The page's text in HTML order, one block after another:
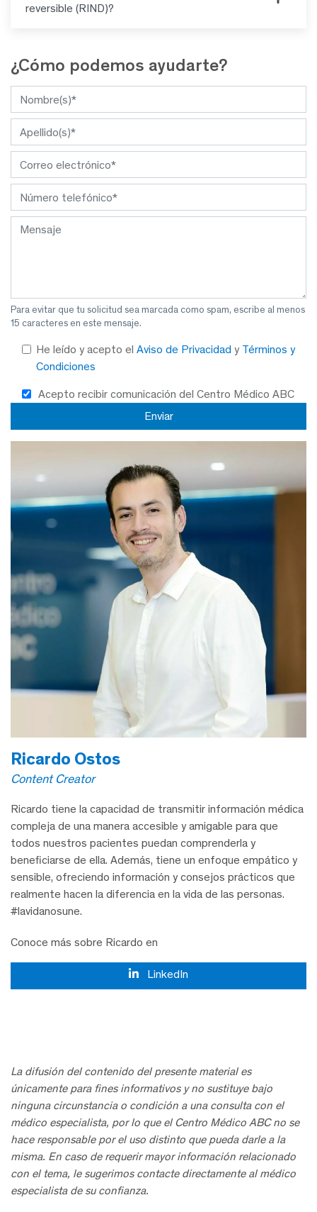
reversible (RIND)?
¿Cómo podemos ayudarte?
Para evitar que tu solicitud sea marcada como spam, escribe al menos
15 caracteres en este mensaje.
He leído y acepto el Aviso de Privacidad y Términos y
Condiciones
Acepto recibir comunicación del Centro Médico ABC
Ricardo Ostos
Content Creator
Ricardo tiene la capacidad de transmitir información médica
compleja de una manera accesible y amigable para que
todos nuestros pacientes puedan comprenderla y
beneficiarse de ella. Además, tiene un enfoque empático y
sensible, ofreciendo información y consejos prácticos que
realmente hacen la diferencia en la vida de las personas.
#lavidanosune.
Conoce más sobre Ricardo en
LinkedIn
La difusión del contenido del presente material es
únicamente para fines informativos y no sustituye bajo
ninguna circunstancia o condición a una consulta con el
médico especialista, por lo que el Centro Médico ABC no se
hace responsable por el uso distinto que pueda darle a la
misma. En caso de requerir mayor información relacionado
con el tema, le sugerimos contacte directamente al médico
especialista de su confianza.